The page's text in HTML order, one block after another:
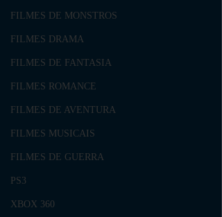
FILMES DE MONSTROS
FILMES DRAMA
FILMES DE FANTASIA
FILMES ROMANCE
FILMES DE AVENTURA
FILMES MUSICAIS
FILMES DE GUERRA
PS3
XBOX 360